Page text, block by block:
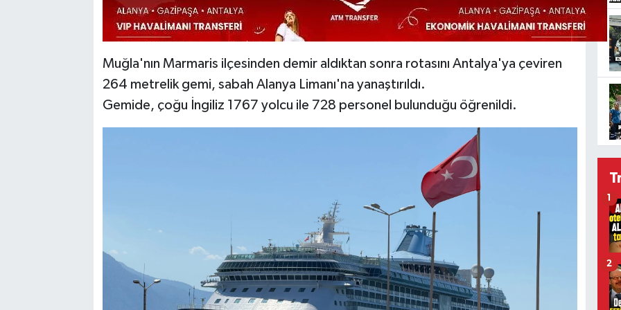
Muğla'nın Marmaris ilçesinden demir aldıktan sonra rotasını Antalya'ya çeviren
264 metrelik gemi, sabah Alanya Limanı'na yanaştırıldı.
Gemide, çoğu İngiliz 1767 yolcu ile 728 personel bulunduğu öğrenildi.
1
2